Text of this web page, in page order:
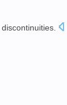
discontinuities